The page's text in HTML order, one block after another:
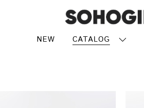
NEW CATALOG